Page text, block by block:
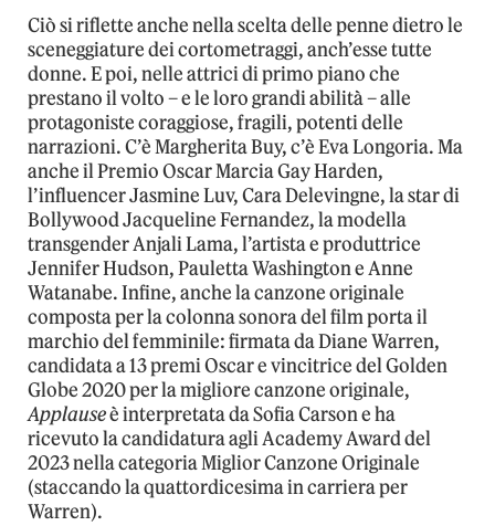
Ciò si riflette anche nella scelta delle penne dietro le
sceneggiature dei cortometraggi, anch’esse tutte
donne. E poi, nelle attrici di primo piano che
prestano il volto – e le loro grandi abilità – alle
protagoniste coraggiose, fragili, potenti delle
narrazioni. C’è Margherita Buy, c’è Eva Longoria. Ma
anche il Premio Oscar Marcia Gay Harden,
l’influencer Jasmine Luv, Cara Delevingne, la star di
Bollywood Jacqueline Fernandez, la modella
transgender Anjali Lama, l’artista e produttrice
Jennifer Hudson, Pauletta Washington e Anne
Watanabe. Infine, anche la canzone originale
composta per la colonna sonora del film porta il
marchio del femminile: firmata da Diane Warren,
candidata a 13 premi Oscar e vincitrice del Golden
Globe 2020 per la migliore canzone originale,
Applauseè interpretata da Sofia Carson e ha
ricevuto la candidatura agli Academy Award del
2023 nella categoria Miglior Canzone Originale
(staccando la quattordicesima in carriera per
Warren).